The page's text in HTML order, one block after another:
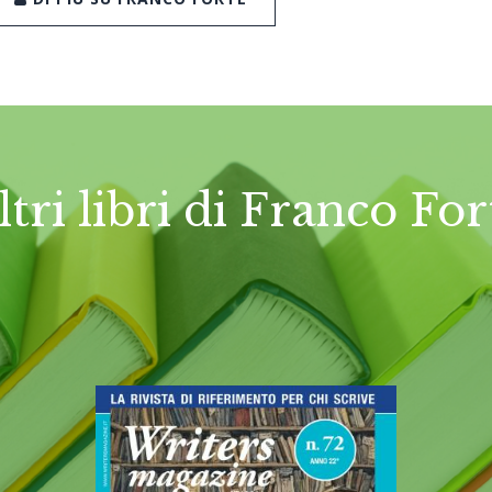
libri di Franco